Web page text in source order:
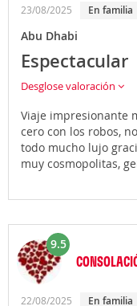
23/08/2025 En familia
Abu Dhabi
Espectacular
Desglose valoración
Viaje impresionante
cero con los robos,
todo mucho lujo
muy cosmopolitas,
9.5
22/08/2025 En familia